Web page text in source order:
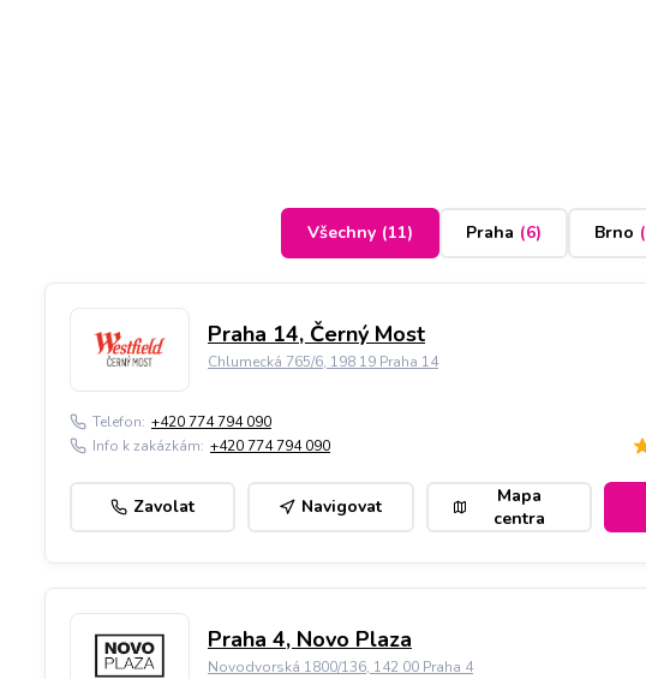
Všechny (11) Praha (6) Brno (
Praha 14, Černý Most
Chlumecká 765/6, 198 19 Praha 14
Telefon: +420 774 794 090
Info k zakázkám: +420 774 794 090
Zavolat Navigovat
Mapa
centra
Praha 4, Novo Plaza
Novodvorská 1800/136, 142 00 Praha 4